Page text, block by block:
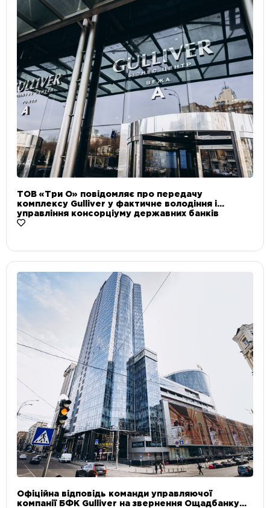
ТОВ «Три О» повідомляє про передачу
комплексу Gulliver у фактичне володіння і
управління консорціуму державних банків
Офіційна відповідь команди управляючої
компанії БФК Gulliver на звернення Ощадбанку